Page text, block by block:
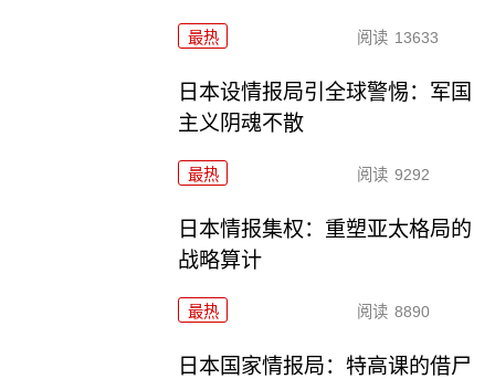
最热 阅读 13633
日本设情报局引全球警惕：军国
主义阴魂不散
最热 阅读 9292
日本情报集权：重塑亚太格局的
战略算计
最热 阅读 8890
日本国家情报局：特高课的借尸